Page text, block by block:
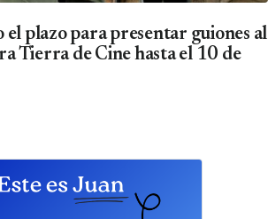
plazo para presentar guiones al
Tierra de Cine hasta el 10 de